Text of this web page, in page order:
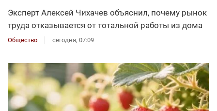
Эксперт Алексей Чихачев объяснил, почему рынок
труда отказывается от тотальной работы из дома
Общество сегодня, 07:09